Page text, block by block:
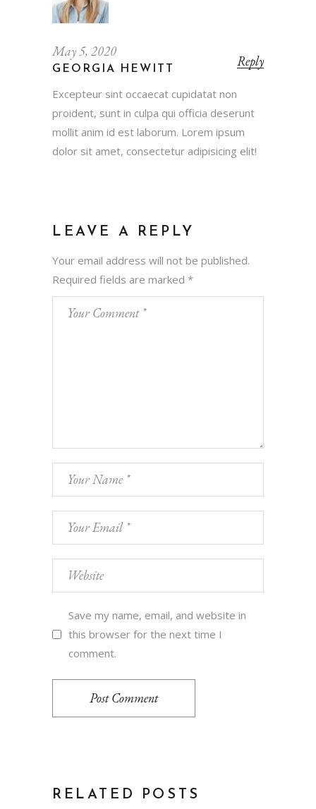
Reply
May 5, 2020
GEORGIA HEWITT
Excepteur sint occaecat cupidatat non
proident, sunt in culpa qui officia deserunt
mollit anim id est laborum. Lorem ipsum
dolor sit amet, consectetur adipisicing elit!
LEAVE A REPLY
Your email address will not be published.
Required fields are marked *
Save my name, email, and website in
this browser for the next time I
comment.
Post Comment
RELATED POSTS